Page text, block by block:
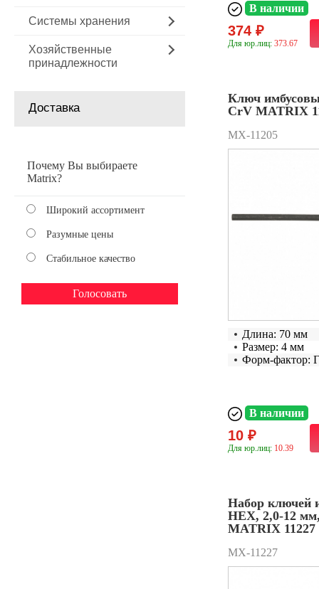
Системы хранения
Хозяйственные
принадлежности
Доставка
Почему Вы выбираете
Matrix?
Широкий ассортимент
Разумные цены
Стабильное качество
В наличии
374 ₽
Для юр.лиц: 373.67
Ключ
CrV MATRIX
MX-11205
Длина: 70 мм
Размер: 4 мм
Форм-фактор:
В наличии
10 ₽
Для юр.лиц: 10.39
Набор ключей
HEX, 2,0-12
MATRIX 11227
MX-11227